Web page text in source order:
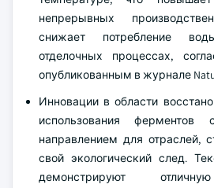
непрерывных
снижает потребление
отделочных процессах,
опубликованным в журнале
Инновации в области
использования ферментов
направлением для отраслей,
свой экологический след.
демонстрируют